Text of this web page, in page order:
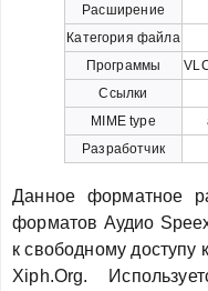
Расширение
Категория файла
Программы
Ссылки
MIME type
Разработчик
Данное форматное
форматов Аудио
к свободному доступу
Xiph.Org.